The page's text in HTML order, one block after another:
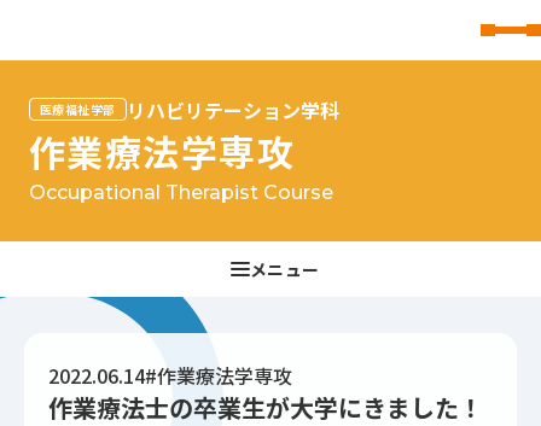
医療福祉学部 リハビリテーション学科
作業療法学専攻
Occupational Therapist Course
2022.06.14#作業療法学専攻
作業療法士の卒業生が大学にきました！